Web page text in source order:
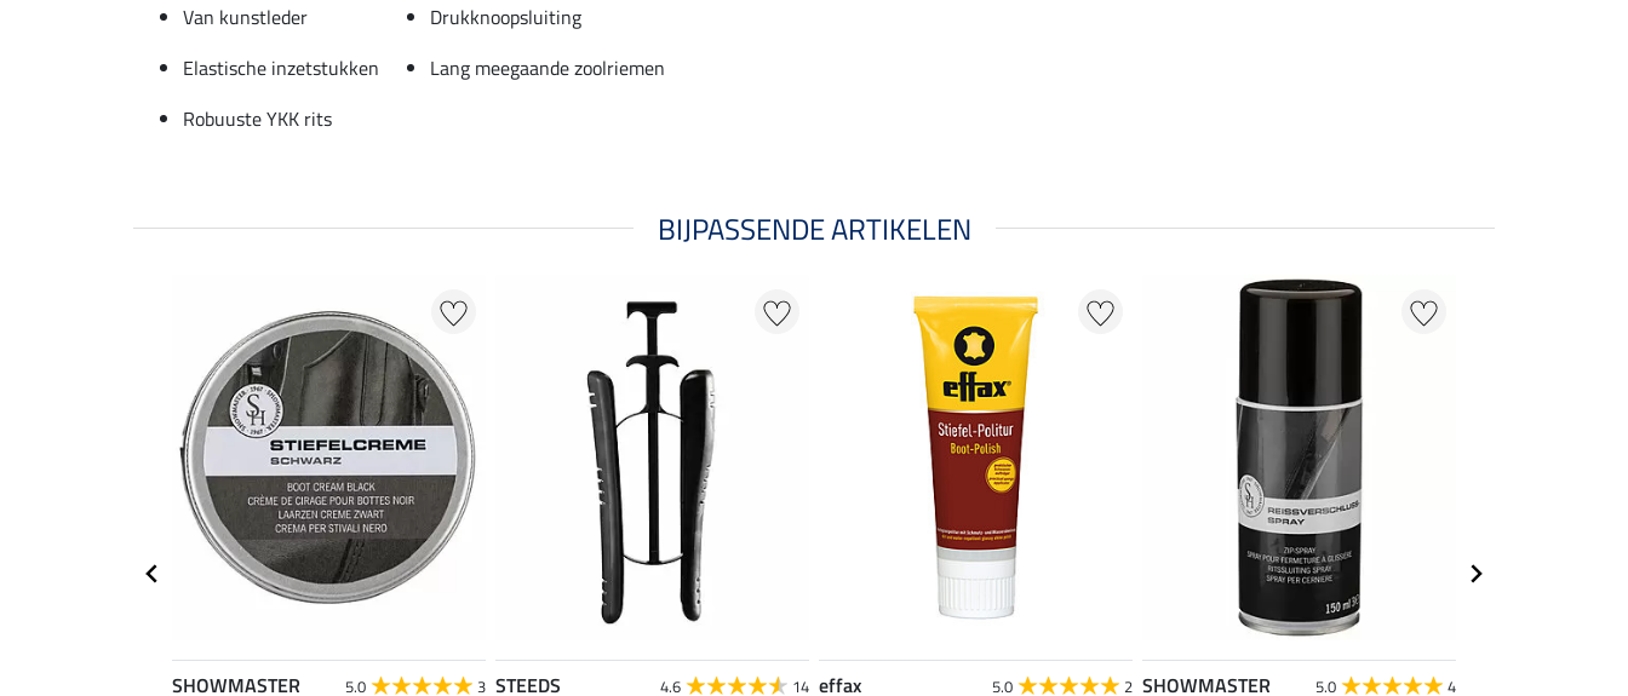
Van kunstleder
Drukknoopsluiting
Elastische inzetstukken
Lang meegaande zoolriemen
Robuuste YKK rits
BIJPASSENDE ARTIKELEN
SHOWMASTER 5.0 3 STEEDS 4.6 14 effax 5.0 2 SHOWMASTER 5.0 4